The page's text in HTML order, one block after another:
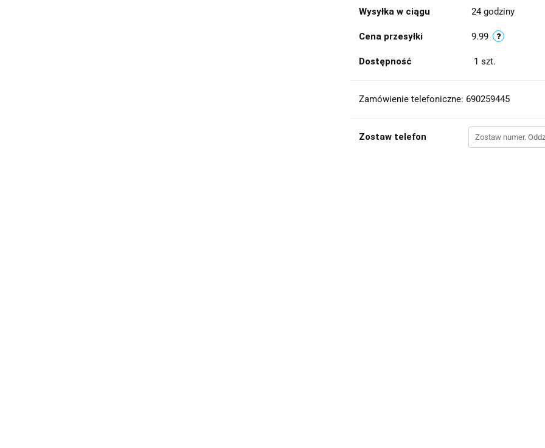
Wysyłka w ciągu 24 godziny
Cena przesyłki 9.99
Dostępność 1 szt.
Zamówienie telefoniczne: 690259445
Zostaw telefon